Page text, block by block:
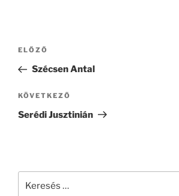
Bejegyzés
Korábbi
bejegyzés
ELŐZŐ
Szécsen Antal
Következő
bejegyzés
KÖVETKEZŐ
Serédi Jusztinián